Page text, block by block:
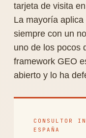
tarjeta de visita
La mayoría
siempre con un
uno de los pocos
framework GEO
abierto y lo ha
CONSULTOR
ESPAÑA